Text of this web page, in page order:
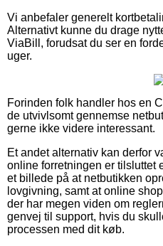
Vi anbefaler generelt
Alternativt kunne du drage
ViaBill, forudsat du ser en
uger.
Forinden folk handler hos en
de utvivlsomt gennemse
gerne ikke videre interessant.
Et andet alternativ kan derfor
online forretningen er
et billede på at netbutikken
lovgivning, samt at online
der har megen viden om
genvej til support, hvis du
processen med dit køb.